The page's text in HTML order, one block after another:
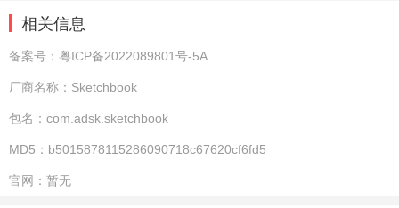
相关信息
备案号： 粤ICP备2022089801号-5A
厂商名称： Sketchbook
包名： com.adsk.sketchbook
MD5： b5015878115286090718c67620cf6fd5
官网： 暂无